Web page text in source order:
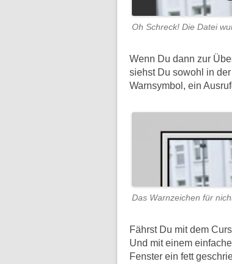
Oh Schreck! Die Datei
Wenn Du dann zur
siehst Du sowohl in
Warnsymbol, ein
Das Warnzeichen für
Fährst Du mit dem
Und mit einem
Fenster ein fett